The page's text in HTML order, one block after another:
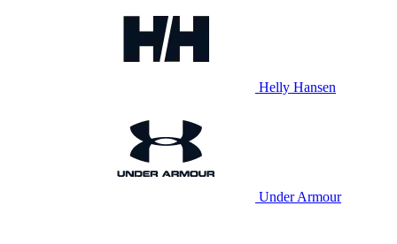
Helly Hansen
Under Armour